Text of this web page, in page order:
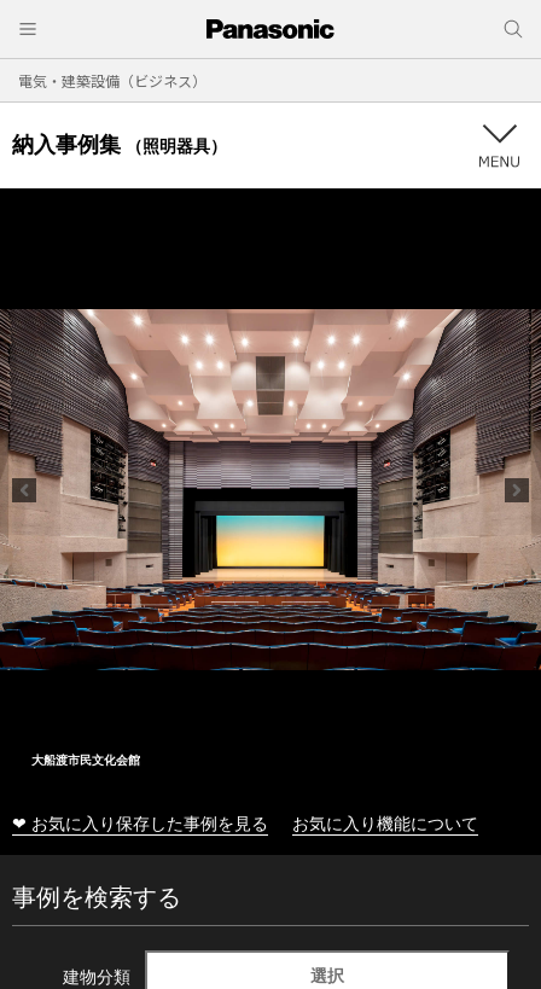
電気・建築設備（ビジネス）
納入事例集 （照明器具）
大船渡市民文化会館
❤ お気に入り保存した事例を見る お気に入り機能について
事例を検索する
建物分類 選択